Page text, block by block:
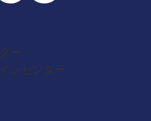
ー
ンセンター